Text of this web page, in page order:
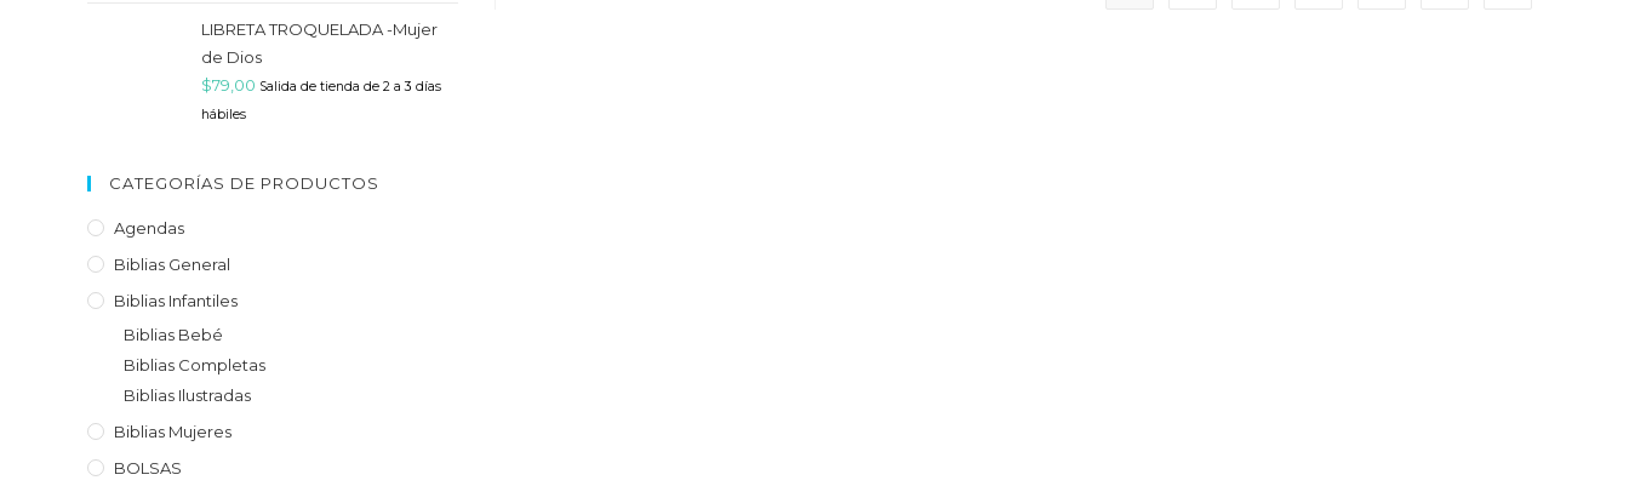
LIBRETA TROQUELADA -Mujer
de Dios
$79,00 Salida de tienda de 2 a 3 días
hábiles
CATEGORÍAS DE PRODUCTOS
Agendas
Biblias General
Biblias Infantiles
Biblias Bebé
Biblias Completas
Biblias Ilustradas
Biblias Mujeres
BOLSAS